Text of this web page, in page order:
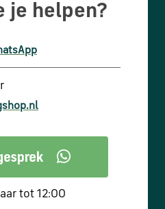
je helpen?
tot 12:00